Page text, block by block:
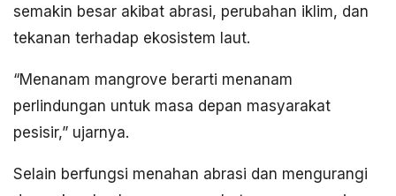
semakin besar akibat abrasi, perubahan iklim, dan
tekanan terhadap ekosistem laut.
“Menanam mangrove berarti menanam
perlindungan untuk masa depan masyarakat
pesisir,” ujarnya.
Selain berfungsi menahan abrasi dan mengurangi